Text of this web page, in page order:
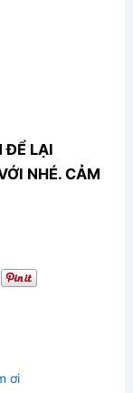
ĐỂ LẠI
NHÉ. CẢM
ơi